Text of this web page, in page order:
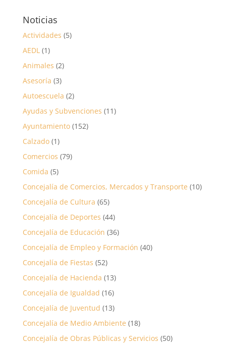
Noticias
Actividades (5)
AEDL(1)
Animales (2)
Asesoría (3)
Autoescuela (2)
Ayudas y Subvenciones (11)
Ayuntamiento(152)
Calzado(1)
Comercios (79)
Comida (5)
Concejalía de Comercios, Mercados y Transporte (10)
Concejalía de Cultura (65)
Concejalía de Deportes (44)
Concejalía de Educación (36)
Concejalía de Empleo y Formación (40)
Concejalía de Fiestas (52)
Concejalía de Hacienda (13)
Concejalía de Igualdad (16)
Concejalía de Juventud (13)
Concejalía de Medio Ambiente (18)
Concejalía de Obras Públicas y Servicios (50)